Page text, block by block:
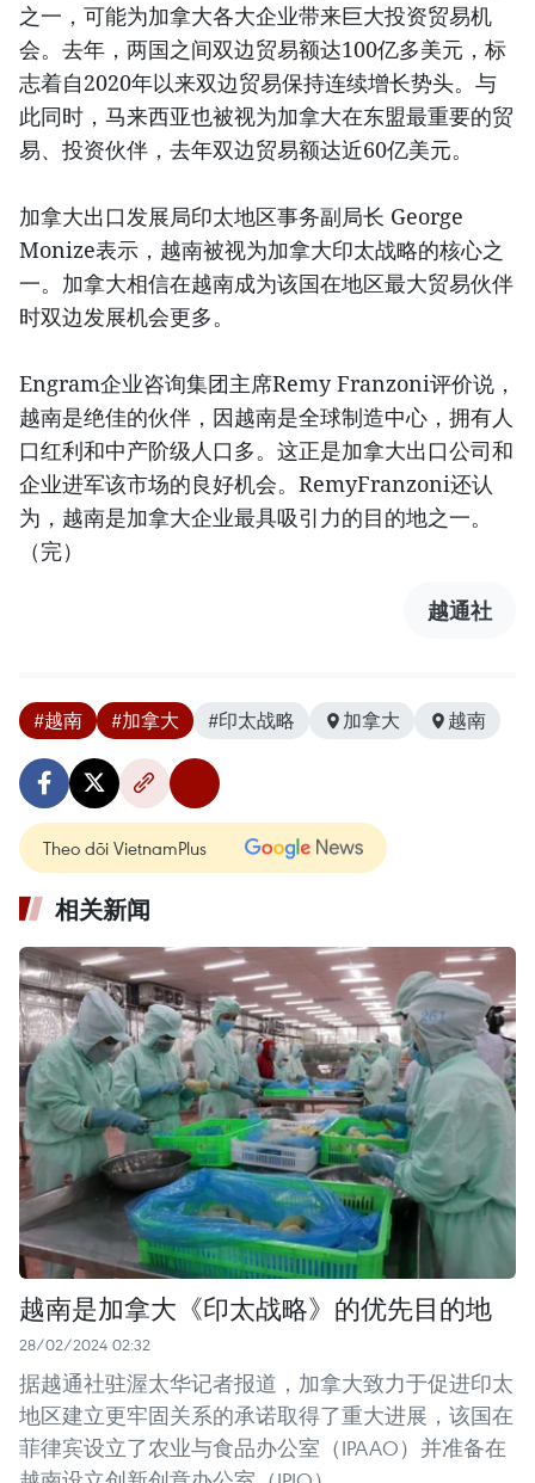
之一，可能为加拿大各大企业带来巨大投资贸易机
会。去年，两国之间双边贸易额达100亿多美元，标
志着自2020年以来双边贸易保持连续增长势头。与
此同时，马来西亚也被视为加拿大在东盟最重要的贸
易、投资伙伴，去年双边贸易额达近60亿美元。
加拿大出口发展局印太地区事务副局长 George
Monize表示，越南被视为加拿大印太战略的核心之
一。加拿大相信在越南成为该国在地区最大贸易伙伴
时双边发展机会更多。
Engram企业咨询集团主席Remy Franzoni评价说，
越南是绝佳的伙伴，因越南是全球制造中心，拥有人
口红利和中产阶级人口多。这正是加拿大出口公司和
企业进军该市场的良好机会。RemyFranzoni还认
为，越南是加拿大企业最具吸引力的目的地之一。
（完）
越通社
#越南 #加拿大 #印太战略 加拿大 越南
Theo dõi VietnamPlus
相关新闻
越南是加拿大《印太战略》的优先目的地
28/02/2024 02:32
据越通社驻渥太华记者报道，加拿大致力于促进印太
地区建立更牢固关系的承诺取得了重大进展，该国在
菲律宾设立了农业与食品办公室（IPAAO）并准备在